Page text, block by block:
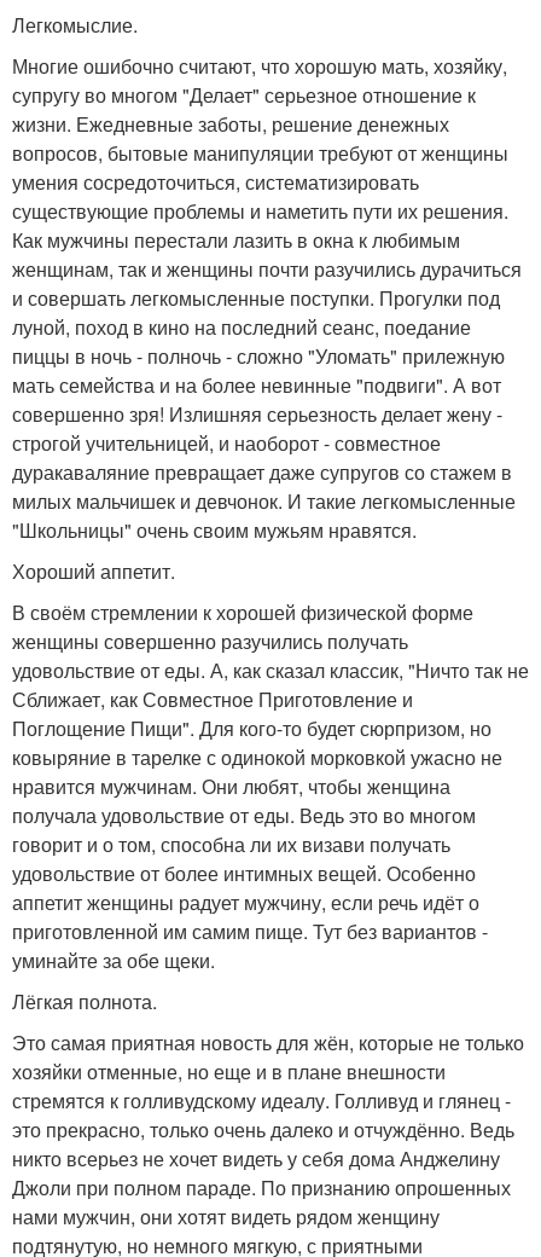
Легкомыслие.
Многие ошибочно считают, что хорошую мать, хозяйку,
супругу во многом "Делает" серьезное отношение к
жизни. Ежедневные заботы, решение денежных
вопросов, бытовые манипуляции требуют от женщины
умения сосредоточиться, систематизировать
существующие проблемы и наметить пути их решения.
Как мужчины перестали лазить в окна к любимым
женщинам, так и женщины почти разучились дурачиться
и совершать легкомысленные поступки. Прогулки под
луной, поход в кино на последний сеанс, поедание
пиццы в ночь - полночь - сложно "Уломать" прилежную
мать семейства и на более невинные "подвиги". А вот
совершенно зря! Излишняя серьезность делает жену -
строгой учительницей, и наоборот - совместное
дуракаваляние превращает даже супругов со стажем в
милых мальчишек и девчонок. И такие легкомысленные
"Школьницы" очень своим мужьям нравятся.
Хороший аппетит.
В своём стремлении к хорошей физической форме
женщины совершенно разучились получать
удовольствие от еды. А, как сказал классик, "Ничто так не
Сближает, как Совместное Приготовление и
Поглощение Пищи". Для кого-то будет сюрпризом, но
ковыряние в тарелке с одинокой морковкой ужасно не
нравится мужчинам. Они любят, чтобы женщина
получала удовольствие от еды. Ведь это во многом
говорит и о том, способна ли их визави получать
удовольствие от более интимных вещей. Особенно
аппетит женщины радует мужчину, если речь идёт о
приготовленной им самим пище. Тут без вариантов -
уминайте за обе щеки.
Лёгкая полнота.
Это самая приятная новость для жён, которые не только
хозяйки отменные, но еще и в плане внешности
стремятся к голливудскому идеалу. Голливуд и глянец -
это прекрасно, только очень далеко и отчуждённо. Ведь
никто всерьез не хочет видеть у себя дома Анджелину
Джоли при полном параде. По признанию опрошенных
нами мужчин, они хотят видеть рядом женщину
подтянутую, но немного мягкую, с приятными